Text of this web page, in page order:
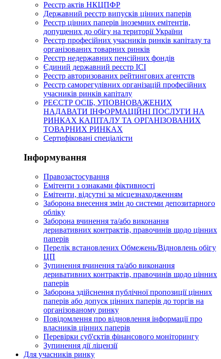
Реєстр актів НКЦПФР
Державний реєстр випусків цінних паперів
Реєстр цінних паперів іноземних емітентів,
допущених до обігу на території України
Реєстр професійних учасників ринків капіталу та
організованих товарних ринків
Реєстр недержавних пенсійних фондів
Єдиний державний реєстр ІСІ
Реєстр авторизованих рейтингових агентств
Реєстр саморегулівних організацій професійних
учасників ринків капіталу
РЕЄСТР ОСІБ, УПОВНОВАЖЕНИХ
НАДАВАТИ ІНФОРМАЦІЙНІ ПОСЛУГИ НА
РИНКАХ КАПІТАЛУ ТА ОРГАНІЗОВАНИХ
ТОВАРНИХ РИНКАХ
Сертифіковані спеціалісти
Інформування
Правозастосування
Емітенти з ознаками фіктивності
Eмітенти, відсутні за місцезнаходженням
Заборона внесення змін до системи депозитарного
обліку
Заборона вчинення та/або виконання
деривативних контрактів, правочинів щодо цінних
паперів
Перелік встановлених Обмежень/Відновлень обігу
ЦП
Зупинення вчинення та/або виконання
деривативних контрактів, правочинів щодо цінних
паперів
Заборона здійснення публічної пропозиції цінних
паперів або допуск цінних паперів до торгів на
організованому ринку
Повідомлення про відновлення інформації про
власників цінних паперів
Перевірки суб'єктів фінансового моніторингу
Зупинення дії ліцензії
Для учасників ринку